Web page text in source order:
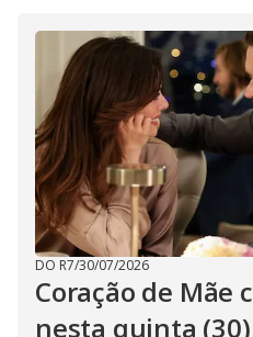
i
d
e
o
DO R7/30/07/2026
Coração de Mãe
nesta quinta